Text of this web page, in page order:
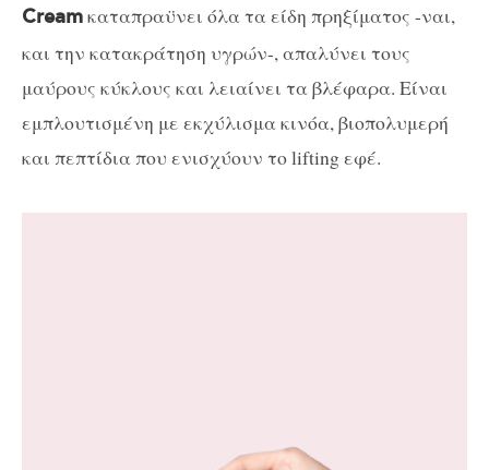
Creamκαταπραϋνει όλα τα είδη πρηξίματος -ναι,
και την κατακράτηση υγρών-, απαλύνει τους
μαύρους κύκλους και λειαίνει τα βλέφαρα. Είναι
εμπλουτισμένη με εκχύλισμα κινόα, βιοπολυμερή
και πεπτίδια που ενισχύουν το lifting εφέ.